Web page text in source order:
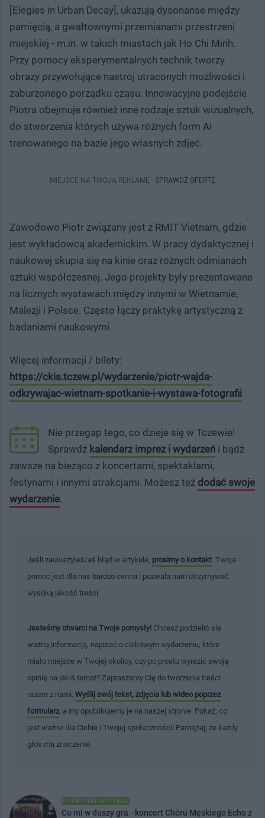
[Elegies in Urban Decay], ukazują dysonanse między
pamięcią, a gwałtownymi przemianami przestrzeni
miejskiej - m.in. w takich miastach jak Ho Chi Minh.
Przy pomocy eksperymentalnych technik tworzy
obrazy przywołujące nastrój utraconych możliwości i
zaburzonego porządku czasu. Innowacyjne podejście
Piotra obejmuje również inne rodzaje sztuk wizualnych,
do stworzenia których używa różnych form AI
trenowanego na bazie jego własnych zdjęć.
MIEJSCE NA TWOJĄ REKLAMĘ - SPRAWDŹ OFERTĘ
Zawodowo Piotr związany jest z RMIT Vietnam, gdzie
jest wykładowcą akademickim. W pracy dydaktycznej i
naukowej skupia się na kinie oraz różnych odmianach
sztuki współczesnej. Jego projekty były prezentowane
na licznych wystawach między innymi w Wietnamie,
Malezji i Polsce. Często łączy praktykę artystyczną z
badaniami naukowymi.
Więcej informacji / bilety:
https://ckis.tczew.pl/wydarzenie/piotr-wajda-
odkrywajac-wietnam-spotkanie-i-wystawa-fotografii
Nie przegap tego, co dzieje się w Tczewie!
Sprawdź kalendarz imprez i wydarzeń i bądź
zawsze na bieżąco z koncertami, spektaklami,
festynami i innymi atrakcjami. Możesz też dodać swoje
wydarzenie.
Jeśli zauważyłeś/aś błąd w artykule, prosimy o kontakt . Twoja
pomoc jest dla nas bardzo cenna i pozwala nam utrzymywać
wysoką jakość treści.
Jesteśmy otwarci na Twoje pomysły! Chcesz podzielić się
ważną informacją, napisać o ciekawym wydarzeniu, które
miało miejsce w Twojej okolicy, czy po prostu wyrazić swoją
opinię na jakiś temat? Zapraszamy Cię do tworzenia treści
razem z nami. Wyślij swój tekst, zdjęcia lub wideo poprzez
formularz , a my opublikujemy je na naszej stronie. Pokaż, co
jest ważne dla Ciebie i Twojej społeczności! Pamiętaj, że każdy
głos ma znaczenie.
POPRZEDNI ARTYKUŁ
Co mi w duszy gra - koncert Chóru Męskiego Echo z